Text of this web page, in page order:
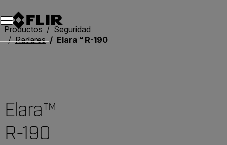
Productos
Seguridad
Radares
Elara™ R-190
Elara™
R-190